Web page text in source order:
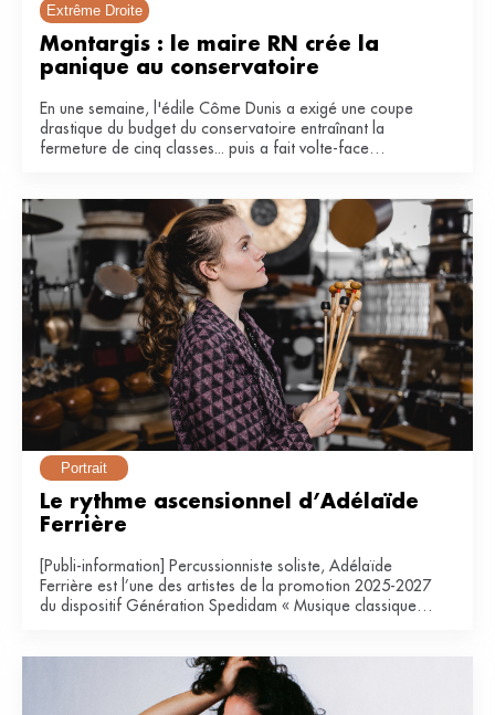
Extrême Droite
Montargis : le maire RN crée la
En une semaine, l'édile Côme Dunis a exigé une coupe
drastique du budget du conservatoire entraînant la
fermeture de cinq classes... puis a fait volte-face
Portrait
Le rythme ascensionnel d’Adélaïde
Ferrière
[Publi-information] Percussionniste soliste, Adélaïde
Ferrière est l’une des artistes de la promotion 2025-2027
du dispositif Génération Spedidam « Musique classique &